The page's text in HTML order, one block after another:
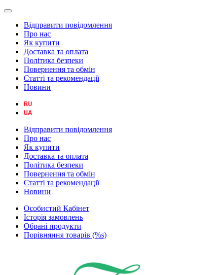
Відправити повідомлення
Про нас
Як купити
Доставка та оплата
Політика безпеки
Повернення та обмін
Статті та рекомендації
Новини
Відправити повідомлення
Про нас
Як купити
Доставка та оплата
Політика безпеки
Повернення та обмін
Статті та рекомендації
Новини
Особистий Кабінет
Історія замовлень
Обрані продукти
Порівняння товарів (%s)